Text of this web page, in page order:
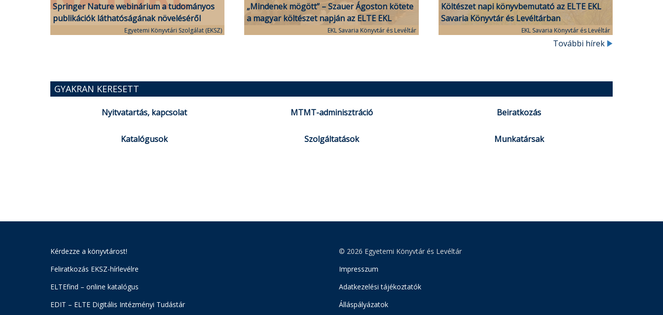
Springer Nature webinárium a tudományos
publikációk láthatóságának növeléséről
Egyetemi Könyvtári Szolgálat (EKSZ)
„Mindenek mögött” – Szauer Ágoston kötete
a magyar költészet napján az ELTE EKL
Savaria Könyvtár és LevéltárbanEKL Savaria Könyvtár és Levéltár
Költészet napi könyvbemutató az ELTE EKL
Savaria Könyvtár és Levéltárban
EKL Savaria Könyvtár és Levéltár
További hírek
GYAKRAN KERESETT
Nyitvatartás, kapcsolat MTMT-adminisztráció Beiratkozás
Katalógusok Szolgáltatások Munkatársak
Kérdezze a könyvtárost!
Feliratkozás EKSZ-hírlevélre
ELTEfind – online katalógus
EDIT – ELTE Digitális Intézményi Tudástár
© 2026 Egyetemi Könyvtár és Levéltár
Impresszum
Adatkezelési tájékoztatók
Álláspályázatok